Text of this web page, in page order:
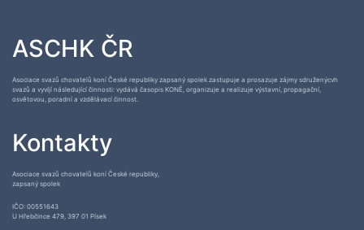
ASCHK ČR
Asociace svazů chovatelů koní České republiky zapsaný spolek zastupuje a prosazuje zájmy sdruženýcvh
svazů a vyvíjí následující činnosti: vydává časopis KONĚ, organizuje a realizuje výstavní, propagační,
osvětovou, poradní a vzdělávací činnost.
Kontakty
Asociace svazů chovatelů koní České republiky,
zapsaný spolek
IČO: 00551643
U Hřebčince 479, 397 01 Písek